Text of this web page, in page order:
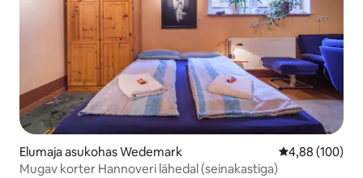
Elumaja asukohas Wedemark Keskmine
4,88 (100)
Mugav korter Hannoveri lähedal (seinakastiga)